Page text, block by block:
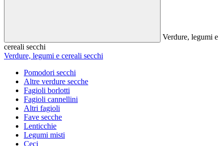
Verdure, legumi e
cereali secchi
Verdure, legumi e cereali secchi
Pomodori secchi
Altre verdure secche
Fagioli borlotti
Fagioli cannellini
Altri fagioli
Fave secche
Lenticchie
Legumi misti
Ceci